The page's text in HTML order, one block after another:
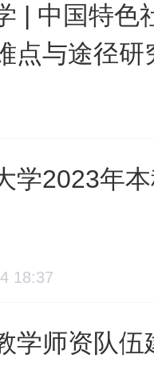
| 中国特色
点与途径研
学2023年
18:37
学师资队伍